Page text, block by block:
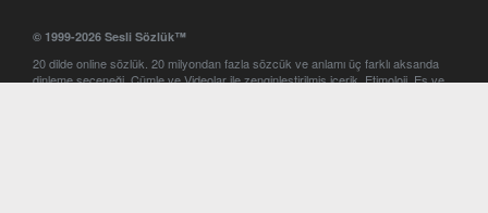
© 1999-2026 Sesli Sözlük™
20 dilde online sözlük. 20 milyondan fazla sözcük ve anlamı üç farklı aksanda
dinleme seçeneği. Cümle ve Videolar ile zenginleştirilmiş içerik. Etimoloji, Eş ve